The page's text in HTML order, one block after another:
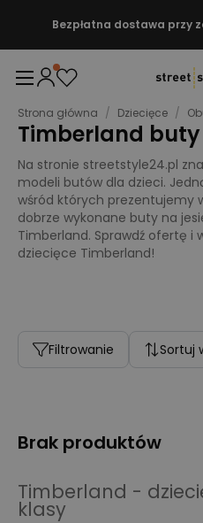
Bezpłatna dostawa przy
Strona główna / Dziecięce /
Timberland
Na stronie streetstyle24.pl
modeli butów dla dzieci.
wśród których prezentujemy
dobrze wykonane buty na
Timberland. Sprawdź ofertę i
dziecięce Timberland!
Filtrowanie Sortuj
Brak produktów
Timberland -
klasy